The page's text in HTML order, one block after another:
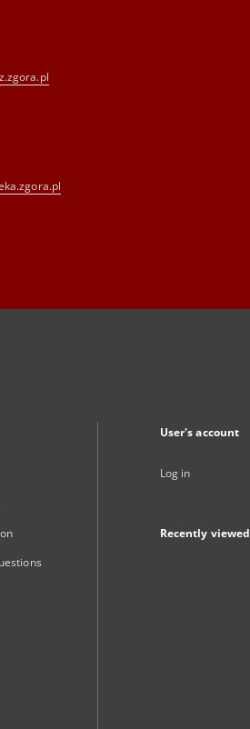
User's account
Log in
Recently viewed